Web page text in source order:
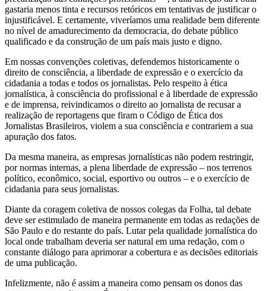
gastaria menos tinta e recursos retóricos em tentativas de justificar o
injustificável. E certamente, viveríamos uma realidade bem diferente
no nível de amadurecimento da democracia, do debate público
qualificado e da construção de um país mais justo e digno.
Em nossas convenções coletivas, defendemos historicamente o
direito de consciência, a liberdade de expressão e o exercício da
cidadania a todas e todos os jornalistas. Pelo respeito à ética
jornalística, à consciência do profissional e à liberdade de expressão
e de imprensa, reivindicamos o direito ao jornalista de recusar a
realização de reportagens que firam o Código de Ética dos
Jornalistas Brasileiros, violem a sua consciência e contrariem a sua
apuração dos fatos.
Da mesma maneira, as empresas jornalísticas não podem restringir,
por normas internas, a plena liberdade de expressão – nos terrenos
político, econômico, social, esportivo ou outros – e o exercício de
cidadania para seus jornalistas.
Diante da coragem coletiva de nossos colegas da Folha, tal debate
deve ser estimulado de maneira permanente em todas as redações de
São Paulo e do restante do país. Lutar pela qualidade jornalística do
local onde trabalham deveria ser natural em uma redação, com o
constante diálogo para aprimorar a cobertura e as decisões editoriais
de uma publicação.
Infelizmente, não é assim a maneira como pensam os donos das